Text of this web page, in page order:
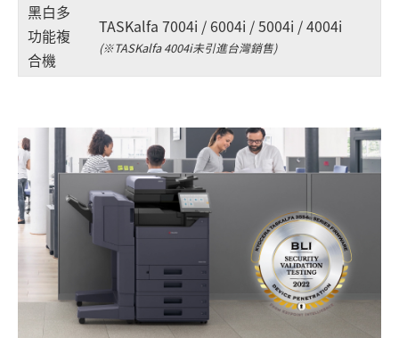
黑白多
功能複
合機
TASKalfa 7004i / 6004i / 5004i / 4004i
(※TASKalfa 4004i未引進台灣銷售)